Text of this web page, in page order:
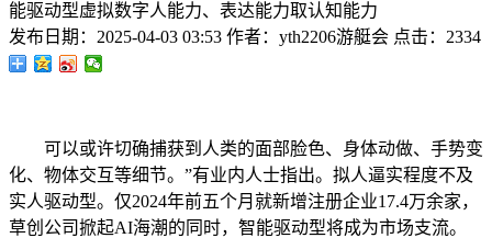
能驱动型虚拟数字人能力、表达能力取认知能力
发布日期： 2025-04-03 03:53 作者： yth2206游艇会 点击： 2334
可以或许切确捕获到人类的面部脸色、身体动做、手势变
化、物体交互等细节。”有业内人士指出。拟人逼实程度不及
实人驱动型。仅2024年前五个月就新增注册企业17.4万余家，
草创公司掀起AI海潮的同时，智能驱动型将成为市场支流。